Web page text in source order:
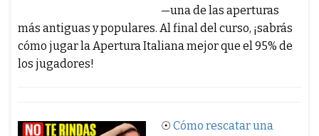
—una de las aperturas
más antiguas y populares. Al final del curso, ¡sabrás
cómo jugar la Apertura Italiana mejor que el 95% de
los jugadores!
☉ Cómo rescatar una